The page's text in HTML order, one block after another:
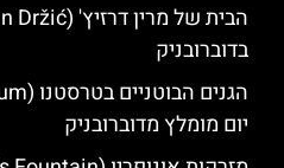
בדוברובניק
יום מומלץ מדוברובניק